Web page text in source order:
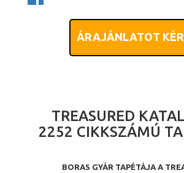
ÁRAJÁNLATOT
TREASURED
2252 CIKKSZÁMÚ
BORAS GYÁR TAPÉTÁJA A